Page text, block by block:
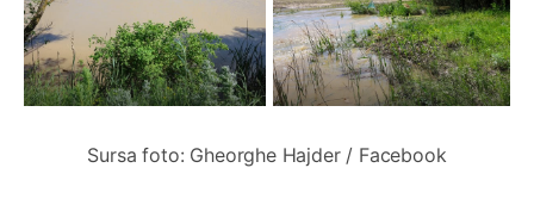
Sursa foto: Gheorghe Hajder / Facebook